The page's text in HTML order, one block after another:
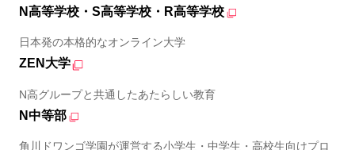
N高等学校・S高等学校・R高等学校
日本発の本格的なオンライン大学
ZEN大学
N高グループと共通したあたらしい教育
N中等部
角川ドワンゴ学園が運営する小学生・中学生・高校生向けプロ